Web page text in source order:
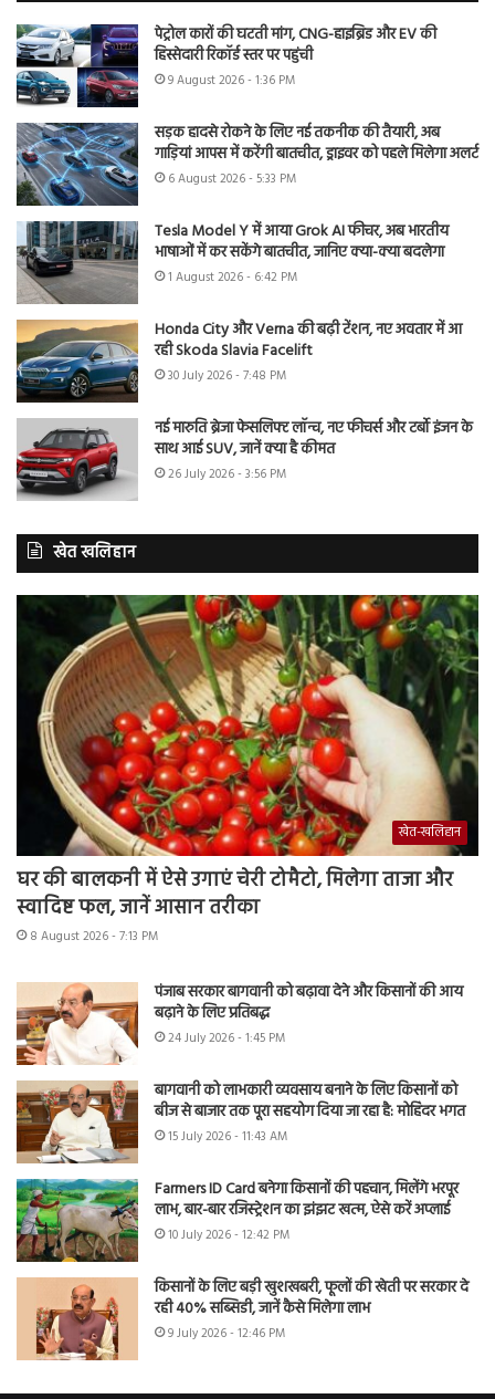
पेट्रोल कारों की घटती मांग, CNG-हाइब्रिड और EV की
हिस्सेदारी रिकॉर्ड स्तर पर पहुंची
9 August 2026 - 1:36 PM
सड़क हादसे रोकने के लिए नई तकनीक की तैयारी, अब
गाड़ियां आपस में करेंगी बातचीत, ड्राइवर को पहले मिलेगा अलर्ट
6 August 2026 - 5:33 PM
Tesla Model Y में आया Grok AI फीचर, अब भारतीय
भाषाओं में कर सकेंगे बातचीत, जानिए क्या-क्या बदलेगा
1 August 2026 - 6:42 PM
Honda City और Verna की बढ़ी टेंशन, नए अवतार में आ
रही Skoda Slavia Facelift
30 July 2026 - 7:48 PM
नई मारुति ब्रेजा फेसलिफ्ट लॉन्च, नए फीचर्स और टर्बो इंजन के
साथ आई SUV, जानें क्या है कीमत
26 July 2026 - 3:56 PM
खेत खलिहान
खेत-खलिहान
घर की बालकनी में ऐसे उगाएं चेरी टोमैटो, मिलेगा ताजा और
स्वादिष्ट फल, जानें आसान तरीका
8 August 2026 - 7:13 PM
पंजाब सरकार बागवानी को बढ़ावा देने और किसानों की आय
बढ़ाने के लिए प्रतिबद्ध
24 July 2026 - 1:45 PM
बागवानी को लाभकारी व्यवसाय बनाने के लिए किसानों को
बीज से बाजार तक पूरा सहयोग दिया जा रहा है: मोहिंदर भगत
15 July 2026 - 11:43 AM
Farmers ID Card बनेगा किसानों की पहचान, मिलेंगे भरपूर
लाभ, बार-बार रजिस्ट्रेशन का झंझट खत्म, ऐसे करें अप्लाई
10 July 2026 - 12:42 PM
किसानों के लिए बड़ी खुशखबरी, फूलों की खेती पर सरकार दे
रही 40% सब्सिडी, जानें कैसे मिलेगा लाभ
9 July 2026 - 12:46 PM